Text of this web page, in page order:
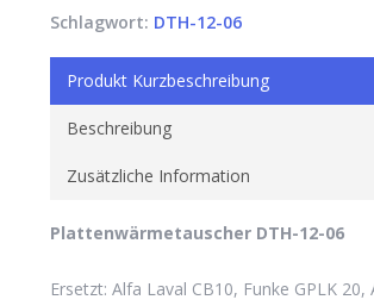
Schlagwort: DTH-12-06
Produkt Kurzbeschreibung
Beschreibung
Zusätzliche Information
Plattenwärmetauscher DTH-12-06
Ersetzt: Alfa Laval CB10, Funke GPLK 20,